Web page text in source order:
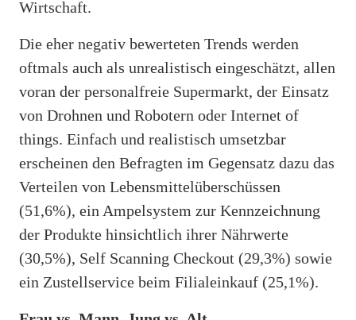
Wirtschaft.
Die eher negativ bewerteten Trends werden
oftmals auch als unrealistisch eingeschätzt, allen
voran der personalfreie Supermarkt, der Einsatz
von Drohnen und Robotern oder Internet of
things. Einfach und realistisch umsetzbar
erscheinen den Befragten im Gegensatz dazu das
Verteilen von Lebensmittelüberschüssen
(51,6%), ein Ampelsystem zur Kennzeichnung
der Produkte hinsichtlich ihrer Nährwerte
(30,5%), Self Scanning Checkout (29,3%) sowie
ein Zustellservice beim Filialeinkauf (25,1%).